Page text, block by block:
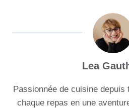
Lea
Passionnée de cuisine
chaque repas en une